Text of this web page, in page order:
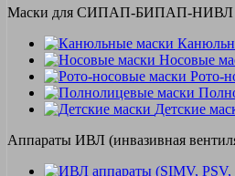
Маски для СИПАП-БИПАП-НИВЛ
Носовые
Рото-
Детские
Аппараты ИВЛ (инвазивная